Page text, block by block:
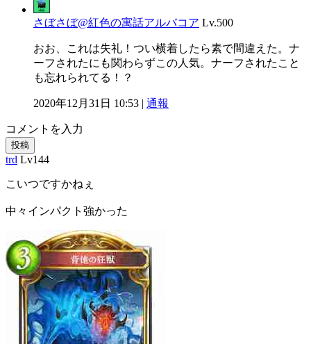
さぼさぼ@紅色の寓話アルバコア Lv.500
おお、これは失礼！つい横着したら素で間違えた。ナ
ーフされたにも関わらずこの人気。ナーフされたこと
も忘れられてる！？
2020年12月31日 10:53 | 通報
コメントを入力
投稿
trd Lv144
こいつですかねぇ
中々インパクト強かった